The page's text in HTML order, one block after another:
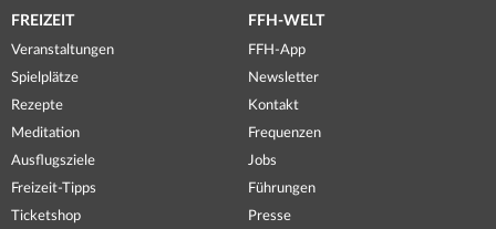
FREIZEIT
Veranstaltungen
Spielplätze
Rezepte
Meditation
Ausflugsziele
Freizeit-Tipps
Ticketshop
FFH-WELT
FFH-App
Newsletter
Kontakt
Frequenzen
Jobs
Führungen
Presse